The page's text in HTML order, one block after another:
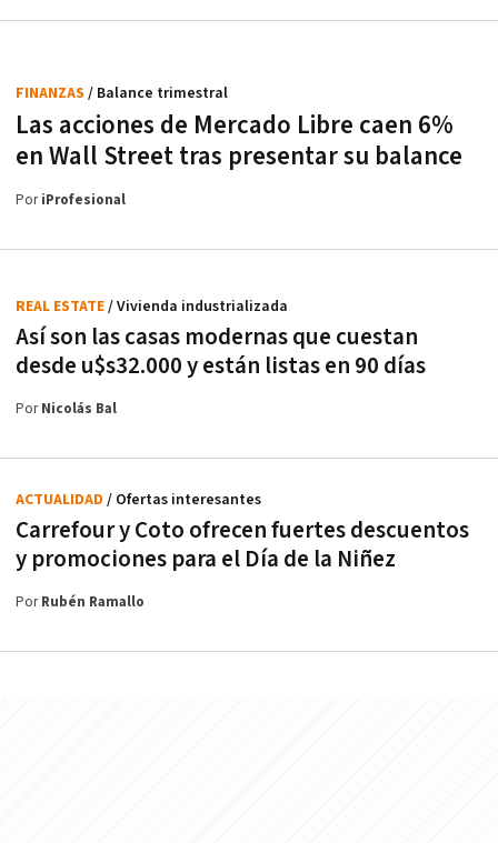
Las acciones de Mercado Libre caen 6%
en Wall Street tras presentar su balance
FINANZAS / Balance trimestral
PoriProfesional
Así son las casas modernas que cuestan
desde u$s32.000 y están listas en 90 días
REAL ESTATE/ Vivienda industrializada
PorNicolás Bal
Carrefour y Coto ofrecen fuertes descuentos
y promociones para el Día de la Niñez
ACTUALIDAD / Ofertas interesantes
PorRubén Ramallo